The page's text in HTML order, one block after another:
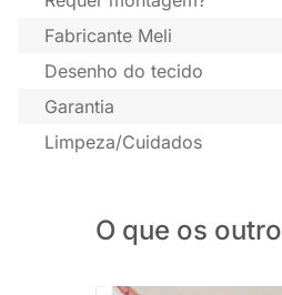
Fabricante Meli
Desenho do tecido
Garantia
Limpeza/Cuidados
O que os